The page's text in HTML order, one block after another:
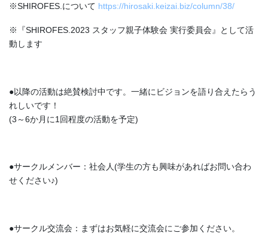
※SHIROFES.について https://hirosaki.keizai.biz/column/38/
※『SHIROFES.2023 スタッフ親子体験会 実行委員会』として活
動します
●以降の活動は絶賛検討中です。一緒にビジョンを語り合えたらう
れしいです！
(3～6か月に1回程度の活動を予定)
●サークルメンバー：社会人(学生の方も興味があればお問い合わ
せください♪)
●サークル交流会：まずはお気軽に交流会にご参加ください。